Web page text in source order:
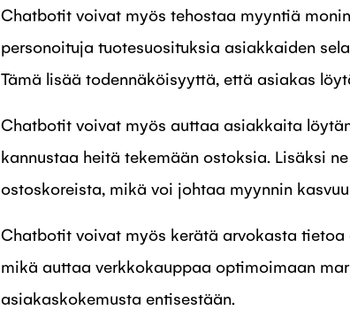
Chatbotit voivat myös tehostaa myyntiä
personoituja tuotesuosituksia asiakkaiden
Tämä lisää todennäköisyyttä, että asiakas
Chatbotit voivat myös auttaa asiakkaita
kannustaa heitä tekemään ostoksia. Lisäksi
ostoskoreista, mikä voi johtaa myynnin
Chatbotit voivat myös kerätä arvokasta
mikä auttaa verkkokauppaa optimoimaan
asiakaskokemusta entisestään.